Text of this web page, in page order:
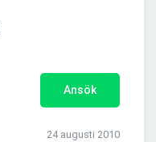
Ansök
24 augusti 2010